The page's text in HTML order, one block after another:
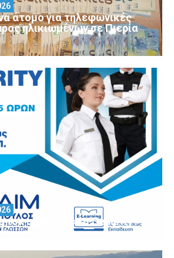
άτομο για τηλεφωνικές
ηλικιωμένων σε Πιερία
αποκτήσεις άδεια Security?